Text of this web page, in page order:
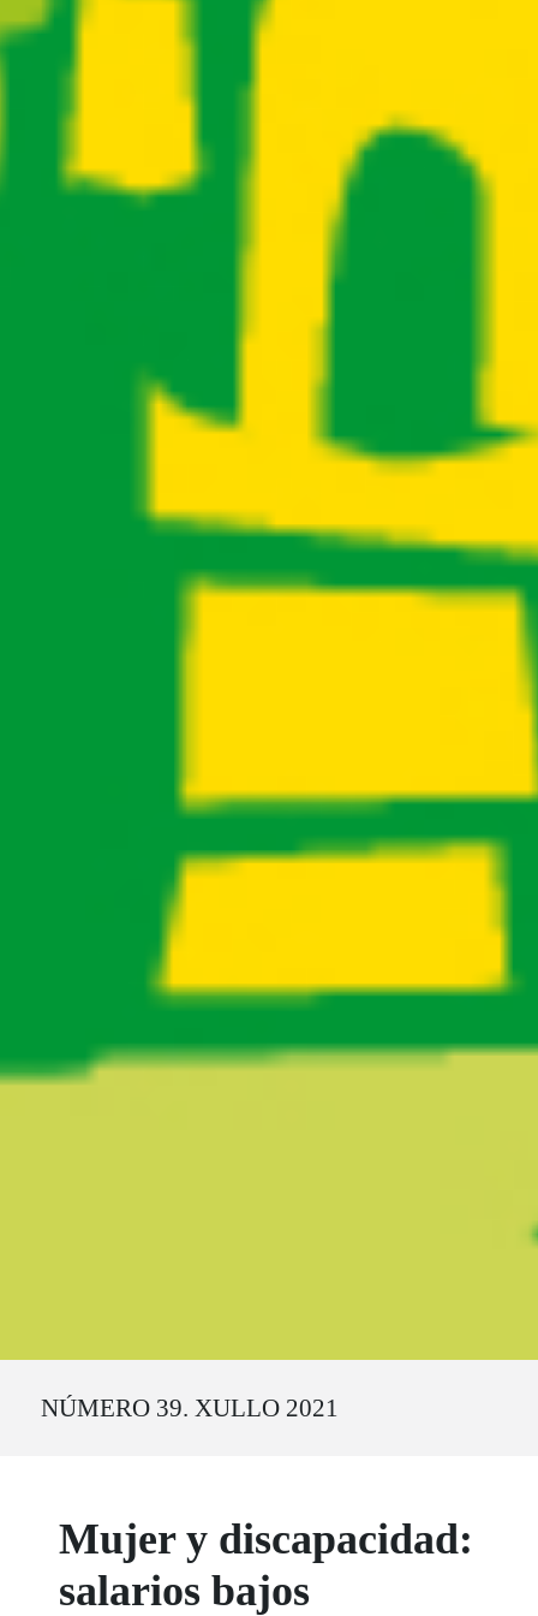
NÚMERO 39. XULLO 2021
Mujer y discapacidad:
salarios bajos